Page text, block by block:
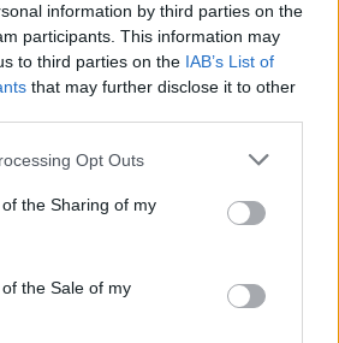
information by third parties on the
participants. This information may
to third parties on the IAB’s List of
that may further disclose it to other
Opt Outs
the Sharing of my
the Sale of my
στο Περιστέρι: Τι
boys» από τα οποία